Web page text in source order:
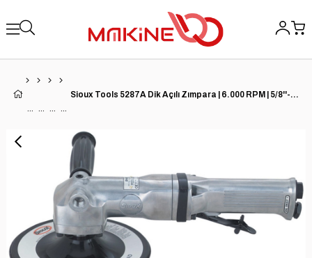
Sioux Tools 5287A Dik Açılı Zımpara | 6.000 RPM | 5/8''-11 Mil İpliği | Arka Egzoz